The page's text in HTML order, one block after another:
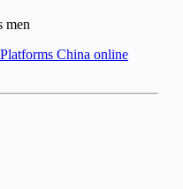
men
China online